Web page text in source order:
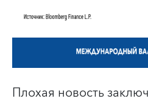
Плохая новость